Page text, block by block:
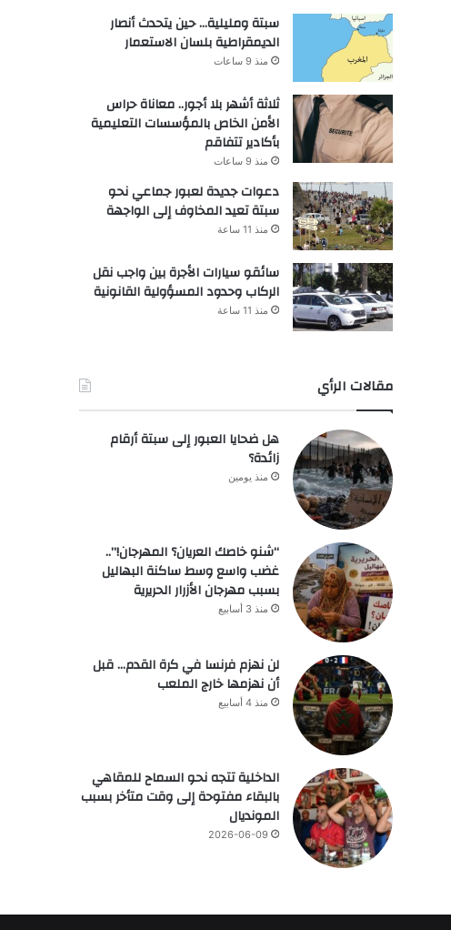
سبتة ومليلية… حين يتحدث أنصار
الديمقراطية بلسان الاستعمار
منذ 9 ساعات
ثلاثة أشهر بلا أجور.. معاناة حراس
الأمن الخاص بالمؤسسات التعليمية
بأكادير تتفاقم
منذ 9 ساعات
دعوات جديدة لعبور جماعي نحو
سبتة تعيد المخاوف إلى الواجهة
منذ 11 ساعة
سائقو سيارات الأجرة بين واجب نقل
الركاب وحدود المسؤولية القانونية
منذ 11 ساعة
مقالات الرأي
هل ضحايا العبور إلى سبتة أرقام
زائدة؟
منذ يومين
“شنو خاصك العريان؟ المهرجان!”..
غضب واسع وسط ساكنة البهاليل
بسبب مهرجان الأزرار الحريرية
منذ 3 أسابيع
لن نهزم فرنسا في كرة القدم… قبل
أن نهزمها خارج الملعب
منذ 4 أسابيع
الداخلية تتجه نحو السماح للمقاهي
بالبقاء مفتوحة إلى وقت متأخر بسبب
المونديال
2026-06-09